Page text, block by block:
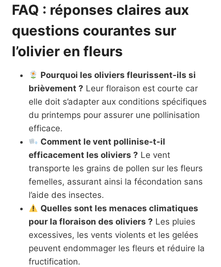
FAQ : réponses claires aux
questions courantes sur
l’olivier en fleurs
Pourquoi les oliviers fleurissent-ils si
brièvement ? Leur floraison est courte car
elle doit s’adapter aux conditions spécifiques
du printemps pour assurer une pollinisation
efficace.
Comment le vent pollinise-t-il
efficacement les oliviers ? Le vent
transporte les grains de pollen sur les fleurs
femelles, assurant ainsi la fécondation sans
l’aide des insectes.
Quelles sont les menaces climatiques
pour la floraison des oliviers ? Les pluies
excessives, les vents violents et les gelées
peuvent endommager les fleurs et réduire la
fructification.